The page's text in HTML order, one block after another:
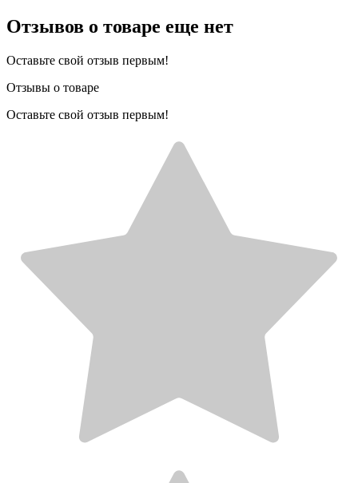
Отзывов о товаре еще нет
Оставьте свой отзыв первым!
Отзывы о товаре
Оставьте свой отзыв первым!